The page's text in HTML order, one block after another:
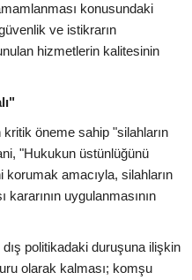
konusundaki
ve istikrarın
hizmetlerin kalitesinin
kritik öneme sahip "silahların
"Hukukun üstünlüğünü
korumak amacıyla, silahların
uygulanmasının
dış politikadaki duruşuna ilişkin
olarak kalması; komşu